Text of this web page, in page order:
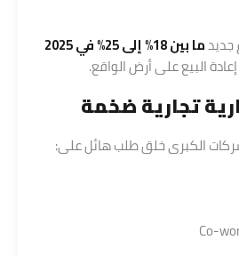
جديدما بين 18% إلى 25% في 2025
البيع على أرض الواقع.
الكبرى خلق طلب هائل على: